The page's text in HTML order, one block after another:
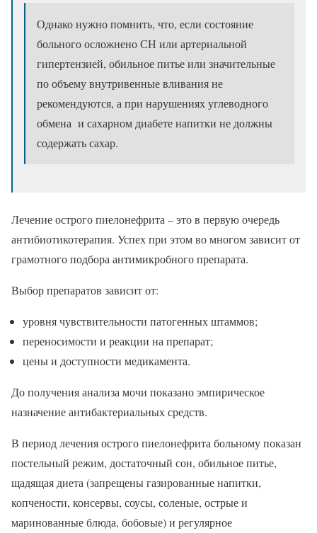
Однако нужно помнить, что, если состояние
больного осложнено СН или артериальной
гипертензией, обильное питье или значительные
по объему внутривенные вливания не
рекомендуются, а при нарушениях углеводного
обмена и сахарном диабете напитки не должны
содержать сахар.
Лечение острого пиелонефрита – это в первую очередь
антибиотикотерапия. Успех при этом во многом зависит от
грамотного подбора антимикробного препарата.
Выбор препаратов зависит от:
уровня чувствительности патогенных штаммов;
переносимости и реакции на препарат;
цены и доступности медикамента.
До получения анализа мочи показано эмпирическое
назначение антибактериальных средств.
В период лечения острого пиелонефрита больному показан
постельный режим, достаточный сон, обильное питье,
щадящая диета (запрещены газированные напитки,
копчености, консервы, соусы, соленые, острые и
маринованные блюда, бобовые) и регулярное